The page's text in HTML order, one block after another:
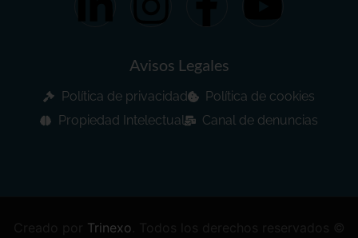
Avisos Legales
Política de privacidad
Política de cookies
Propiedad Intelectual
Canal de denuncias
Trinexo